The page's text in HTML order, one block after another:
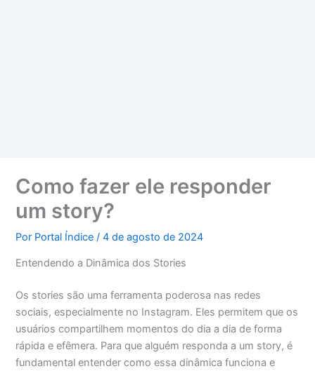
Como fazer ele responder
um story?
Por Portal Índice/4 de agosto de 2024
Entendendo a Dinâmica dos Stories
Os stories são uma ferramenta poderosa nas redes
sociais, especialmente no Instagram. Eles permitem que os
usuários compartilhem momentos do dia a dia de forma
rápida e efêmera. Para que alguém responda a um story, é
fundamental entender como essa dinâmica funciona e